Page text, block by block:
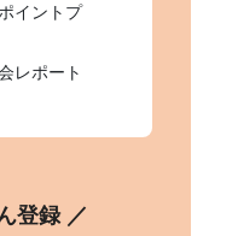
イントプ
レポート
登録 ／